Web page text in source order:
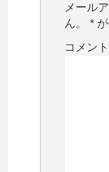
メール
ん。
*
コメント